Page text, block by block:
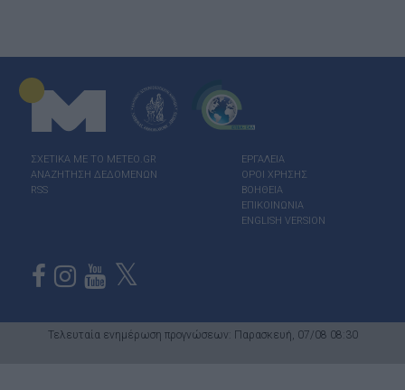
ΣΧΕΤΙΚΑ ΜΕ ΤΟ ΜΕΤΕΟ.GR
ΑΝΑΖΗΤΗΣΗ ΔΕΔΟΜΕΝΩΝ
RSS
ΕΡΓΑΛΕΙΑ
ΟΡΟΙ ΧΡΗΣΗΣ
ΒΟΗΘΕΙΑ
ΕΠΙΚΟΙΝΩΝΙΑ
ENGLISH VERSION
Τελευταία ενημέρωση προγνώσεων: Παρασκευή, 07/08 08:30